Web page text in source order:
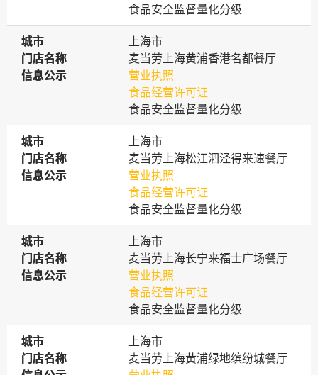
食品安全监督量化分级
城市
城市
上海市
门店名称
门店名称
麦当劳上海黄浦香港名都餐厅
信息公示
信息公示
营业执照
食品经营许可证
食品安全监督量化分级
城市
城市
上海市
门店名称
门店名称
麦当劳上海松江泗泾得来速餐厅
信息公示
信息公示
营业执照
食品经营许可证
食品安全监督量化分级
城市
城市
上海市
门店名称
门店名称
麦当劳上海长宁来福士广场餐厅
信息公示
信息公示
营业执照
食品经营许可证
食品安全监督量化分级
城市
城市
上海市
门店名称
门店名称
麦当劳上海黄浦绿地缤纷城餐厅